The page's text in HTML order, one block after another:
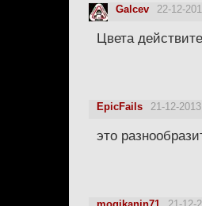
Galcev 22-12-
Цвета
EpicFails 21-12-
это